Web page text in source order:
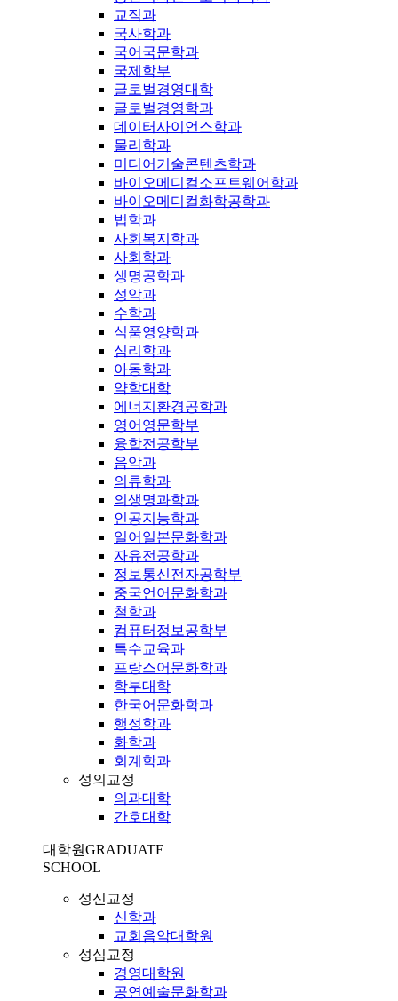
교직과
국사학과
국어국문학과
국제학부
글로벌경영대학
글로벌경영학과
데이터사이언스학과
물리학과
미디어기술콘텐츠학과
바이오메디컬소프트웨어학과
바이오메디컬화학공학과
법학과
사회복지학과
사회학과
생명공학과
성악과
수학과
식품영양학과
심리학과
아동학과
약학대학
에너지환경공학과
영어영문학부
융합전공학부
음악과
의류학과
의생명과학과
인공지능학과
일어일본문화학과
자유전공학과
정보통신전자공학부
중국언어문화학과
철학과
컴퓨터정보공학부
특수교육과
프랑스어문화학과
학부대학
한국어문화학과
행정학과
화학과
회계학과
성의교정
의과대학
간호대학
대학원GRADUATE
SCHOOL
성신교정
신학과
교회음악대학원
성심교정
경영대학원
공연예술문화학과